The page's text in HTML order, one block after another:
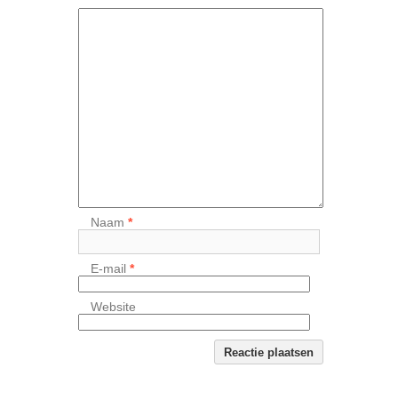
Naam*
E-mail*
Website